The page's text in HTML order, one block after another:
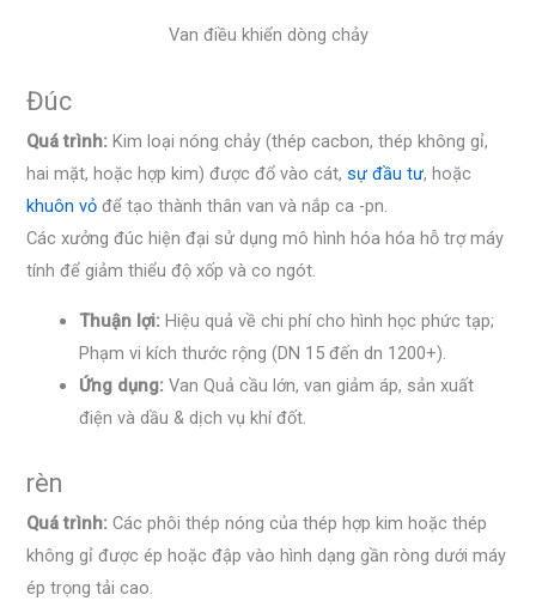
Van điều khiển dòng chảy
Đúc
Quá trình: Kim loại nóng chảy (thép cacbon, thép không gỉ,
hai mặt, hoặc hợp kim) được đổ vào cát,sự đầu tư, hoặc
khuôn vỏ để tạo thành thân van và nắp ca -pn.
Các xưởng đúc hiện đại sử dụng mô hình hóa hóa hỗ trợ máy
tính để giảm thiểu độ xốp và co ngót.
Thuận lợi: Hiệu quả về chi phí cho hình học phức tạp;
Phạm vi kích thước rộng (DN 15 đến dn 1200+).
Ứng dụng: Van Quả cầu lớn, van giảm áp, sản xuất
điện và dầu & dịch vụ khí đốt.
rèn
Quá trình: Các phôi thép nóng của thép hợp kim hoặc thép
không gỉ được ép hoặc đập vào hình dạng gần ròng dưới máy
ép trọng tải cao.